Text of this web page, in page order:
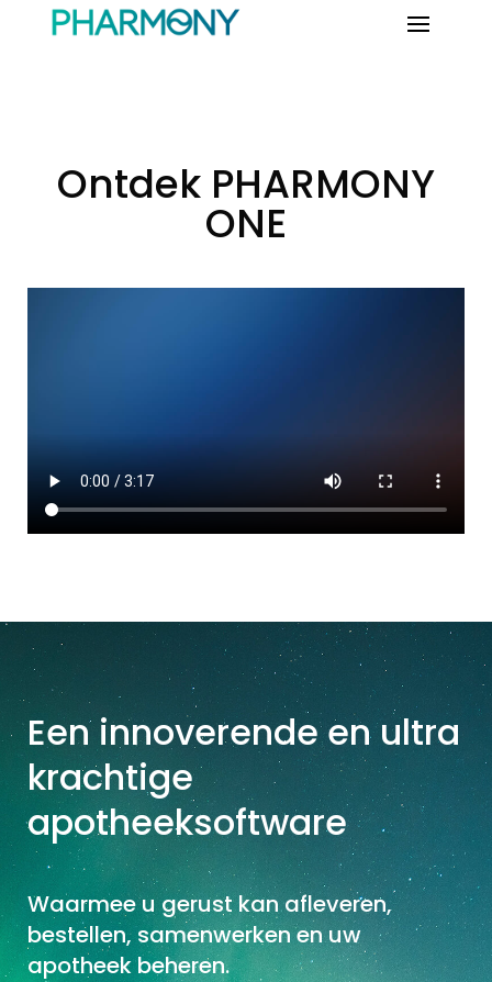
Ontdek PHARMONY
ONE
Een innoverende en ultra
krachtige
apotheeksoftware
Waarmee u gerust kan afleveren,
bestellen, samenwerken en uw
apotheek beheren.